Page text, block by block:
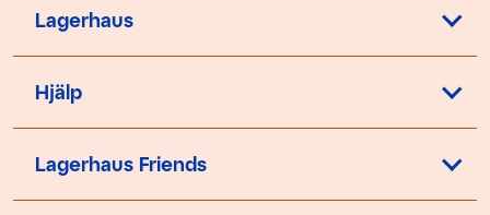
Lagerhaus
Hjälp
Lagerhaus Friends